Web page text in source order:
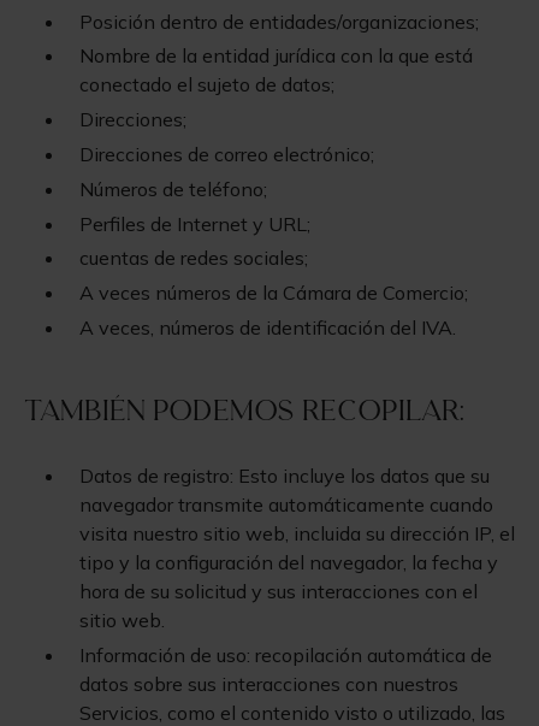
Posición dentro de entidades/organizaciones;
Nombre de la entidad jurídica con la que está
conectado el sujeto de datos;
Direcciones;
Direcciones de correo electrónico;
Números de teléfono;
Perfiles de Internet y URL;
cuentas de redes sociales;
A veces números de la Cámara de Comercio;
A veces, números de identificación del IVA.
También podemos recopilar:
Datos de registro: Esto incluye los datos que su
navegador transmite automáticamente cuando
visita nuestro sitio web, incluida su dirección IP, el
tipo y la configuración del navegador, la fecha y
hora de su solicitud y sus interacciones con el
sitio web.
Información de uso: recopilación automática de
datos sobre sus interacciones con nuestros
Servicios, como el contenido visto o utilizado, las